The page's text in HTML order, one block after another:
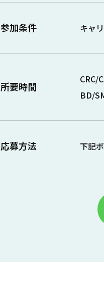
参加条件 キャ
所要時間
CRC/
BD/
応募方法 下記